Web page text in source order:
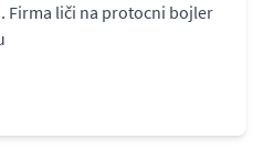
Firma liči na protocni bojler